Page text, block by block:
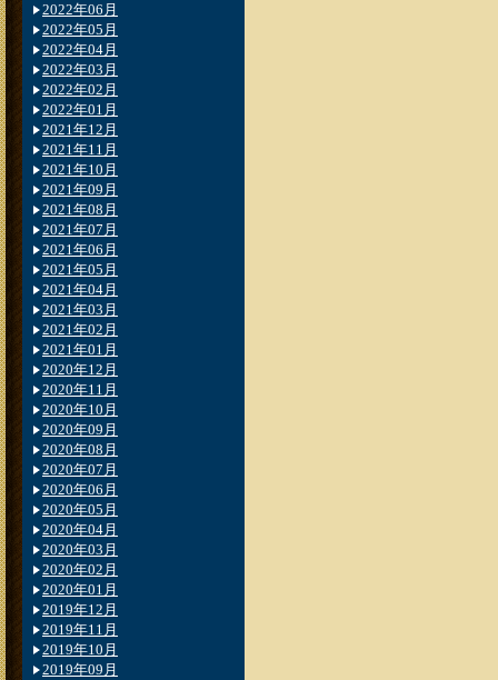
2022年06月
2022年05月
2022年04月
2022年03月
2022年02月
2022年01月
2021年12月
2021年11月
2021年10月
2021年09月
2021年08月
2021年07月
2021年06月
2021年05月
2021年04月
2021年03月
2021年02月
2021年01月
2020年12月
2020年11月
2020年10月
2020年09月
2020年08月
2020年07月
2020年06月
2020年05月
2020年04月
2020年03月
2020年02月
2020年01月
2019年12月
2019年11月
2019年10月
2019年09月